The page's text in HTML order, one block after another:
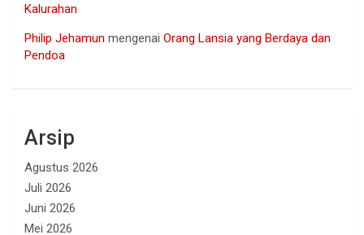
Kalurahan
Philip Jehamun mengenai Orang Lansia yang Berdaya dan
Pendoa
Arsip
Agustus 2026
Juli 2026
Juni 2026
Mei 2026